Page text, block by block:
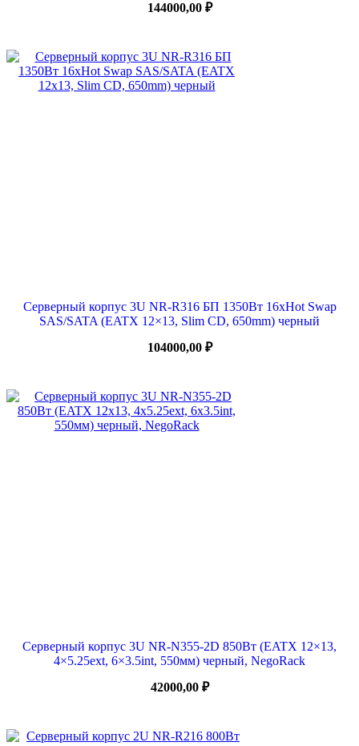
144000,00 ₽
Серверный корпус 3U NR-R316 БП 1350Вт 16xHot Swap
SAS/SATA (EATX 12×13, Slim CD, 650mm) черный
104000,00 ₽
Серверный корпус 3U NR-N355-2D 850Вт (EATX 12×13,
4×5.25ext, 6×3.5int, 550мм) черный, NegoRack
42000,00 ₽